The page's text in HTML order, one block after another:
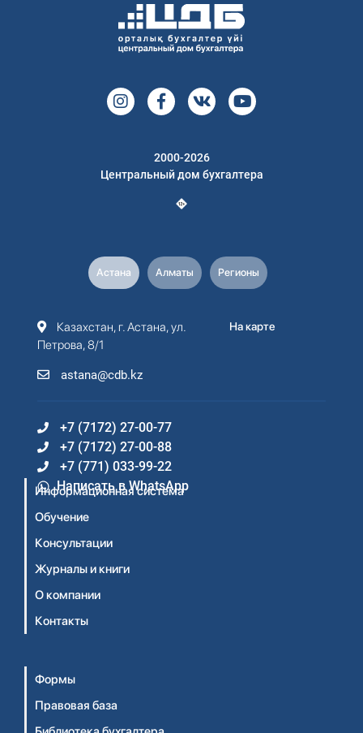
2000-2026
Центральный дом бухгалтера
Астана Алматы Регионы
Казахстан, г. Астана, ул.
Петрова, 8/1
astana@cdb.kz
На карте
+7 (7172) 27-00-77
+7 (7172) 27-00-88
+7 (771) 033-99-22
Написать в WhatsApp
Информационная система
Обучение
Консультации
Журналы и книги
О компании
Контакты
Формы
Правовая база